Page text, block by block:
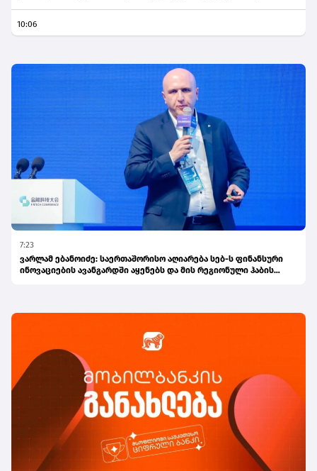
საქართველოს ნაწილ-ნაწილ გადახდისას
10:06
7:23
ვარლამ ებანოიძე: საერთაშორისო აღიარება სებ-ს ფინანსური
ინოვაციების ავანგარდში აყენებს და მის რეგიონული ჰაბის